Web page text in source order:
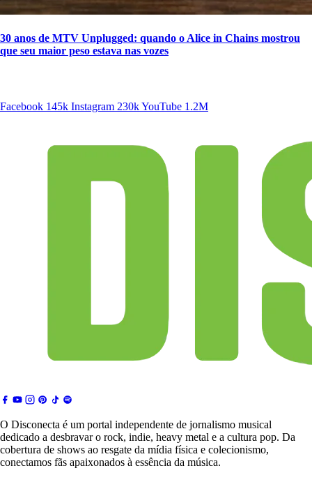
30 anos de MTV Unplugged: quando o Alice in Chains mostrou
que seu maior peso estava nas vozes
Facebook 145k Instagram 230kYouTube 1.2M
O Disconecta é um portal independente de jornalismo musical
dedicado a desbravar o rock, indie, heavy metal e a cultura pop. Da
cobertura de shows ao resgate da mídia física e colecionismo,
conectamos fãs apaixonados à essência da música.